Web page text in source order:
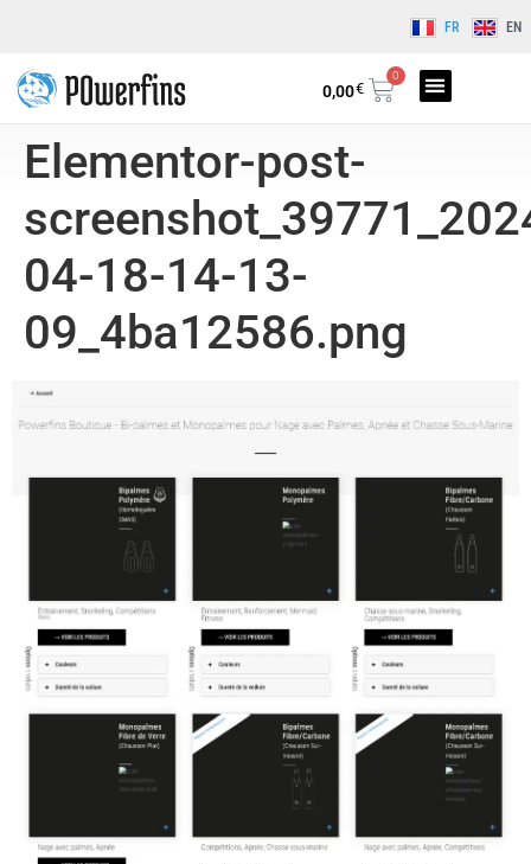
FR EN
0,00€
0
Elementor-post-
04-18-14-13-
09_4ba12586.png